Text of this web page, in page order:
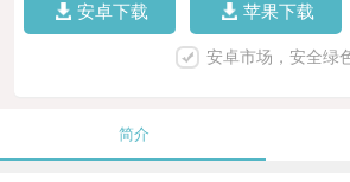
安卓下载 苹果下载
安卓市场，安全绿
简介